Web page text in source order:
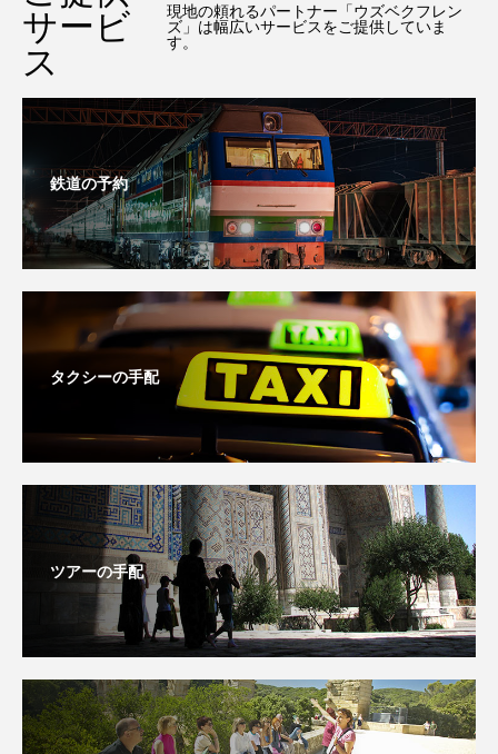
サービ
ス
現地の頼れるパートナー「ウズベクフレン
ズ」は幅広いサービスをご提供していま
す。
鉄道の予約
タクシーの手配
ツアーの手配